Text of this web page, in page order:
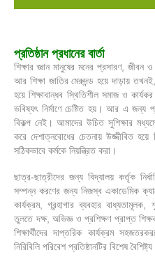
প্রতিষ্ঠান প্রধানের বার্তা
শিক্ষার জ্ঞান মানুষের মনের প্রসারণ,
আর শিক্ষা জাতির মেরুদন্ড হয়ে দাড়ায়
হয়ে শিক্ষাবান্ধব স্থিতিশীল সমাজ ও
ভবিষ্যৎ নির্মাণে চেষ্টিত হয়। আর এ জন্য
বিকল্প নেই। আমাদের উচিত সুশিক্ষার
করে দেশাত্নবোধের চেতনায় উজ্জীবিত হয়ে
সঠিকভাবে কর্মকে নিয়ন্ত্রিত করা।
ছাত্র-ছাত্রীদের জন্য বিদ্যালয় কর্তৃক
সম্পন্ন করণের জন্য নিজস্ব একাডেমিক
কার্যক্রম, গ্রন্হাগার ব্যবহার
তুলতে দক্ষ, অভিজ্ঞ ও প্রশিক্ষণ প্রাপ্ত
শিক্ষার্থীদের দাপ্তরিক কার্যক্রম
নিরিবিলি পরিবেশ প্রতিষ্ঠানটির বিশেষ